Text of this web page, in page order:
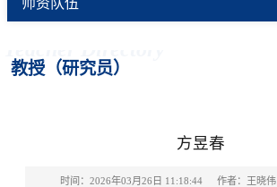
师资队伍
教授（研究员）
方昱春
时间：2026年03月26日 11:18:44 作者：王晓伟